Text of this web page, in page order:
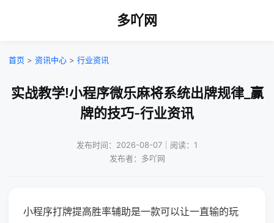
多吖网
首页 > 资讯中心 > 行业资讯
实战教学!小程序微乐麻将系统出牌规律_赢
牌的技巧-行业资讯
发布时间：2026-08-07｜阅读：1
发布者：多吖网
小程序打牌提高胜率辅助是一款可以让一直输的玩